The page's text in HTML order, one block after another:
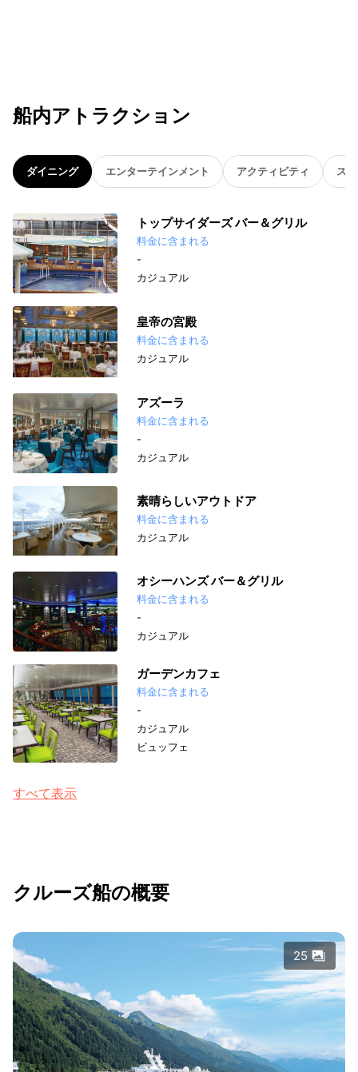
船内アトラクション
ダイニング エンターテインメント アクティビティ ス
トップサイダーズ バー＆グリル
料金に含まれる
-
カジュアル
皇帝の宮殿
料金に含まれる
カジュアル
アズーラ
料金に含まれる
-
カジュアル
素晴らしいアウトドア
料金に含まれる
カジュアル
オシーハンズ バー＆グリル
料金に含まれる
-
カジュアル
ガーデンカフェ
料金に含まれる
-
カジュアル
ビュッフェ
すべて表示
クルーズ船の概要
25